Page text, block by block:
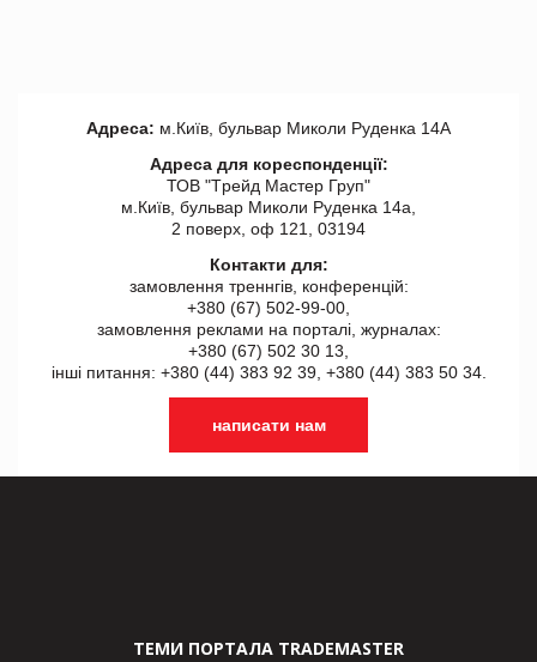
Адреса: м.Київ, бульвар Миколи Руденка 14А
Адреса для кореспонденції:
ТОВ "Tрейд Мастер Груп"
м.Київ, бульвар Миколи Руденка 14а,
2 поверх, оф 121, 03194
Контакти для:
замовлення треннгів, конференцій:
+380 (67) 502-99-00,
замовлення реклами на порталі, журналах:
+380 (67) 502 30 13,
інші питання: +380 (44) 383 92 39, +380 (44) 383 50 34.
написати нам
ТЕМИ ПОРТАЛА TRADEMASTER